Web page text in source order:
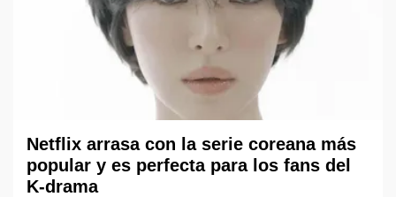
Netflix arrasa con la serie coreana más
popular y es perfecta para los fans del
K-drama